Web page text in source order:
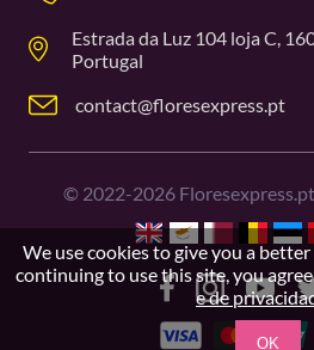
Estrada da Luz 104 loja C,
Portugal
contact@floresexpress.pt
© 2022-2026
We use cookies to give you a
continuing to use this site, you
e de
OK